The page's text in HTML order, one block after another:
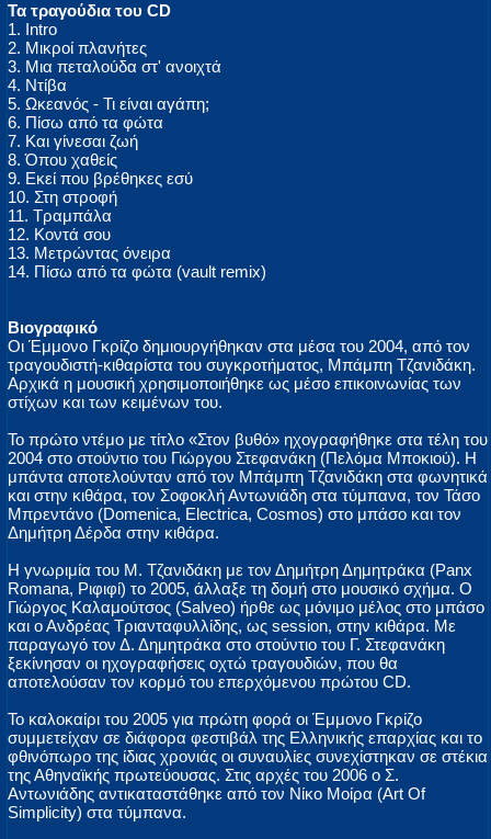
Τα τραγούδια του CD
1. Intro
2. Μικροί πλανήτες
3. Μια πεταλούδα στ' ανοιχτά
4. Ντίβα
5. Ωκεανός - Τι είναι αγάπη;
6. Πίσω από τα φώτα
7. Και γίνεσαι ζωή
8. Όπου χαθείς
9. Εκεί που βρέθηκες εσύ
10. Στη στροφή
11. Τραμπάλα
12. Κοντά σου
13. Μετρώντας όνειρα
14. Πίσω από τα φώτα (vault remix)
Βιογραφικό
Οι Έμμονο Γκρίζο δημιουργήθηκαν στα μέσα του 2004, από τον
τραγουδιστή-κιθαρίστα του συγκροτήματος, Μπάμπη Τζανιδάκη.
Αρχικά η μουσική χρησιμοποιήθηκε ως μέσο επικοινωνίας των
στίχων και των κειμένων του.
Το πρώτο ντέμο με τίτλο «Στον βυθό» ηχογραφήθηκε στα τέλη του
2004 στο στούντιο του Γιώργου Στεφανάκη (Πελόμα Μποκιού). Η
μπάντα αποτελούνταν από τον Μπάμπη Τζανιδάκη στα φωνητικά
και στην κιθάρα, τον Σοφοκλή Αντωνιάδη στα τύμπανα, τον Τάσο
Μπρεντάνο (Domenica, Electrica, Cosmos) στο μπάσο και τον
Δημήτρη Δέρδα στην κιθάρα.
Η γνωριμία του Μ. Τζανιδάκη με τον Δημήτρη Δημητράκα (Panx
Romana, Ριφιφί) το 2005, άλλαξε τη δομή στο μουσικό σχήμα. Ο
Γιώργος Καλαμούτσος (Salveo) ήρθε ως μόνιμο μέλος στο μπάσο
και ο Ανδρέας Τριανταφυλλίδης, ως session, στην κιθάρα. Με
παραγωγό τον Δ. Δημητράκα στο στούντιο του Γ. Στεφανάκη
ξεκίνησαν οι ηχογραφήσεις οχτώ τραγουδιών, που θα
αποτελούσαν τον κορμό του επερχόμενου πρώτου CD.
Το καλοκαίρι του 2005 για πρώτη φορά οι Έμμονο Γκρίζο
συμμετείχαν σε διάφορα φεστιβάλ της Ελληνικής επαρχίας και το
φθινόπωρο της ίδιας χρονιάς οι συναυλίες συνεχίστηκαν σε στέκια
της Αθηναϊκής πρωτεύουσας. Στις αρχές του 2006 ο Σ.
Αντωνιάδης αντικαταστάθηκε από τον Νίκο Μοίρα (Art Of
Simplicity) στα τύμπανα.